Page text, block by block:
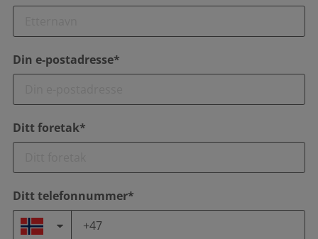
Din e-postadresse*
Ditt foretak*
Ditt telefonnummer*